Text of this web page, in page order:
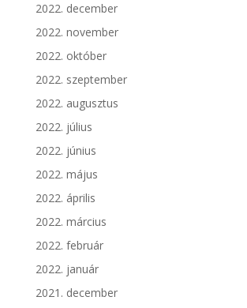
2022. december
2022. november
2022. október
2022. szeptember
2022. augusztus
2022. július
2022. június
2022. május
2022. április
2022. március
2022. február
2022. január
2021. december